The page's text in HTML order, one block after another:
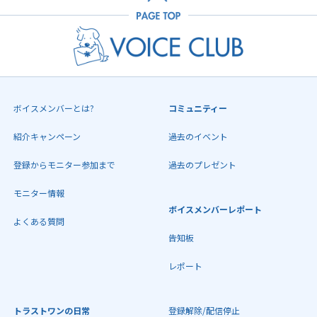
ボイスメンバーとは?
紹介キャンペーン
登録からモニター参加まで
モニター情報
よくある質問
コミュニティー
過去のイベント
過去のプレゼント
ボイスメンバーレポート
告知板
レポート
トラストワンの日常 登録解除/配信停止